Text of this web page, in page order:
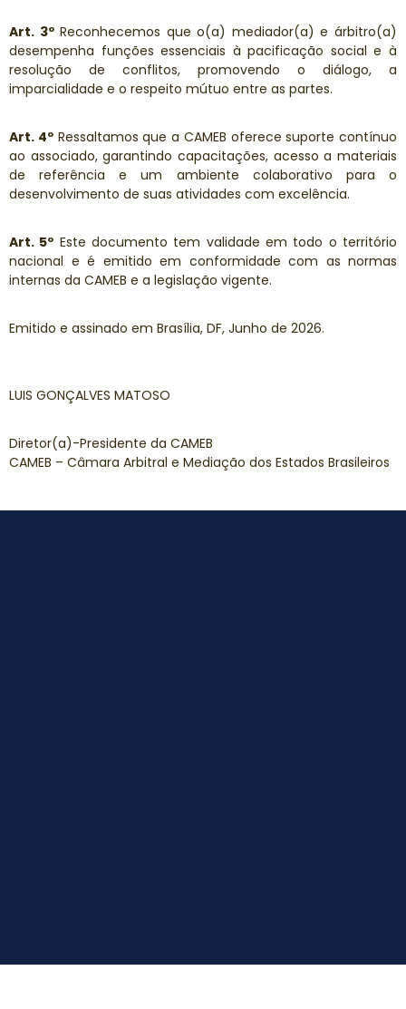
Art. 3ºReconhecemos que o(a) mediador(a) e árbitro(a)
desempenha funções essenciais à pacificação social e à
resolução de conflitos, promovendo o diálogo, a
imparcialidade e o respeito mútuo entre as partes.
Art. 4ºRessaltamos que a CAMEB oferece suporte contínuo
ao associado, garantindo capacitações, acesso a materiais
de referência e um ambiente colaborativo para o
desenvolvimento de suas atividades com excelência.
Art. 5º Este documento tem validade em todo o território
nacional e é emitido em conformidade com as normas
internas da CAMEB e a legislação vigente.
Emitido e assinado em Brasília, DF, Junho de 2026.
LUIS GONÇALVES MATOSO
Diretor(a)-Presidente da CAMEB
CAMEB – Câmara Arbitral e Mediação dos Estados Brasileiros